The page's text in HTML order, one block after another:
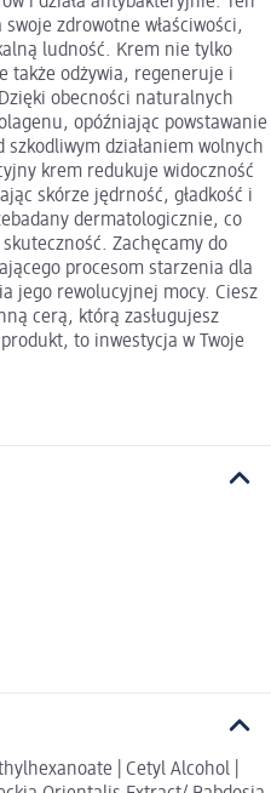
zdrowotne właściwości,
ludność. Krem nie tylko
także odżywia, regeneruje i
obecności naturalnych
opóźniając powstawanie
działaniem wolnych
krem redukuje widoczność
skórze jędrność, gładkość i
dermatologicznie, co
Zachęcamy do
procesom starzenia dla
jego rewolucyjnej mocy. Ciesz
cerą, którą zasługujesz
to inwestycja w Twoje
| Cetyl Alcohol |